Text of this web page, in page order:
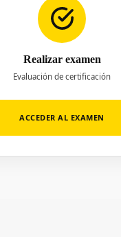
Realizar examen
Evaluación de certificación
ACCEDER AL EXAMEN